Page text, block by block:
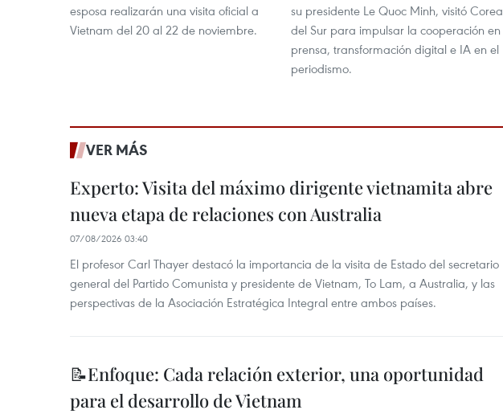
esposa realizarán una visita oficial a
Vietnam del 20 al 22 de noviembre.
su presidente Le Quoc Minh, visitó Corea
del Sur para impulsar la cooperación en
prensa, transformación digital e IA en el
periodismo.
VER MÁS
Experto: Visita del máximo dirigente vietnamita abre
nueva etapa de relaciones con Australia
07/08/2026 03:40
El profesor Carl Thayer destacó la importancia de la visita de Estado del secretario
general del Partido Comunista y presidente de Vietnam, To Lam, a Australia, y las
perspectivas de la Asociación Estratégica Integral entre ambos países.
📝Enfoque: Cada relación exterior, una oportunidad
para el desarrollo de Vietnam